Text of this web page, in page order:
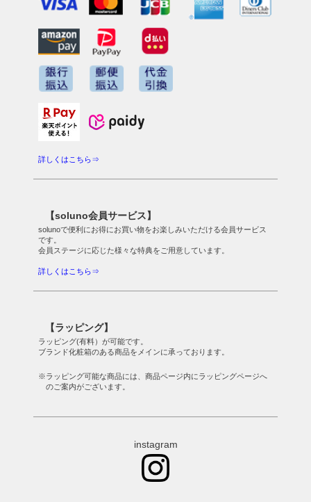
詳しくはこちら⇒
【soluno会員サービス】
solunoで便利にお得にお買い物をお楽しみいただける会員サービス
です。
会員ステージに応じた様々な特典をご用意しています。
詳しくはこちら⇒
【ラッピング】
ラッピング(有料）が可能です。
ブランド化粧箱のある商品をメインに承っております。
※ラッピング可能な商品には、商品ページ内にラッピングページへ
のご案内がございます。
instagram